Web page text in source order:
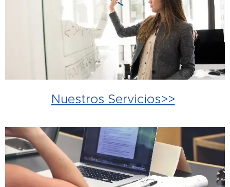
Nuestros Servicios>>